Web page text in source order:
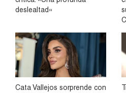
deslealtad»
Cata Vallejos sorprende con